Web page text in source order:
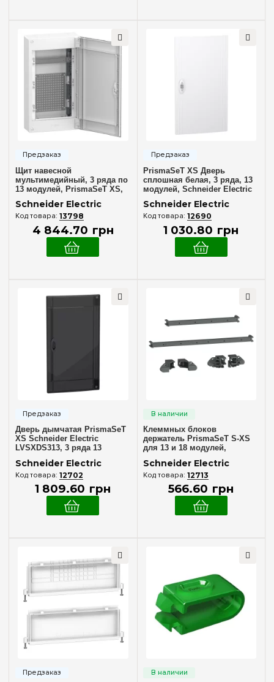
Держатель устройств
Патч-панель
Ширина, мм
336 мм(3)
396 мм
456 мм(1)
Очистить выбор
Щит навесной
мультимедийный, 3 ряда по
13 модулей, PrismaSeT XS,
Schneider Electric LVSXV313
Schneider Electric
13798
4 844.70 грн
PrismaSeT XS Дверь
сплошная белая, 3 ряда, 13
модулей, Schneider Electric
LVSXDP313
Schneider Electric
12690
1 030.80 грн
Дверь дымчатая PrismaSeT
XS Schneider Electric
LVSXDS313, 3 ряда 13
модулей
Schneider Electric
12702
1 809.60 грн
Клеммных блоков
держатель PrismaSeT S-XS
для 13 и 18 модулей,
Schneider Electric LVSXK1
Schneider Electric
12713
566.60 грн